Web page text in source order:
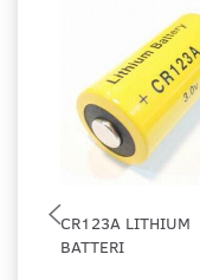
CR123A LITHIUM
BATTERI